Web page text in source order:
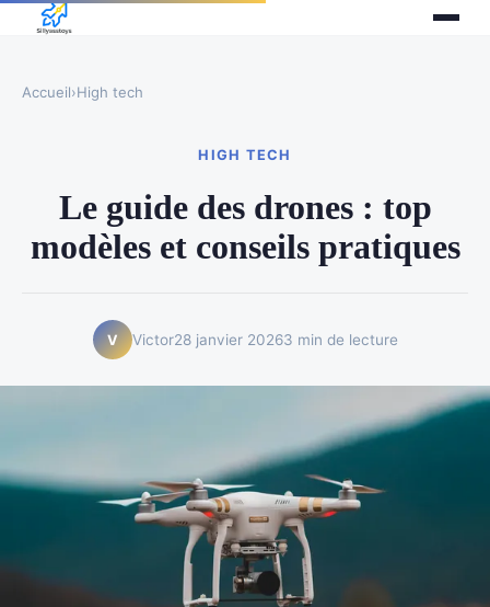
Accueil›High tech
HIGH TECH
Le guide des drones : top
modèles et conseils pratiques
V Victor28 janvier 20263 min de lecture